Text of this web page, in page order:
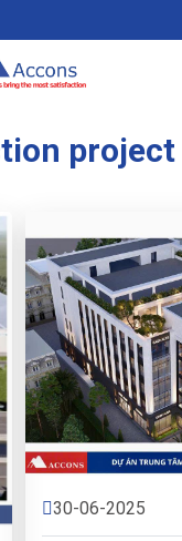
project
30-06-2025